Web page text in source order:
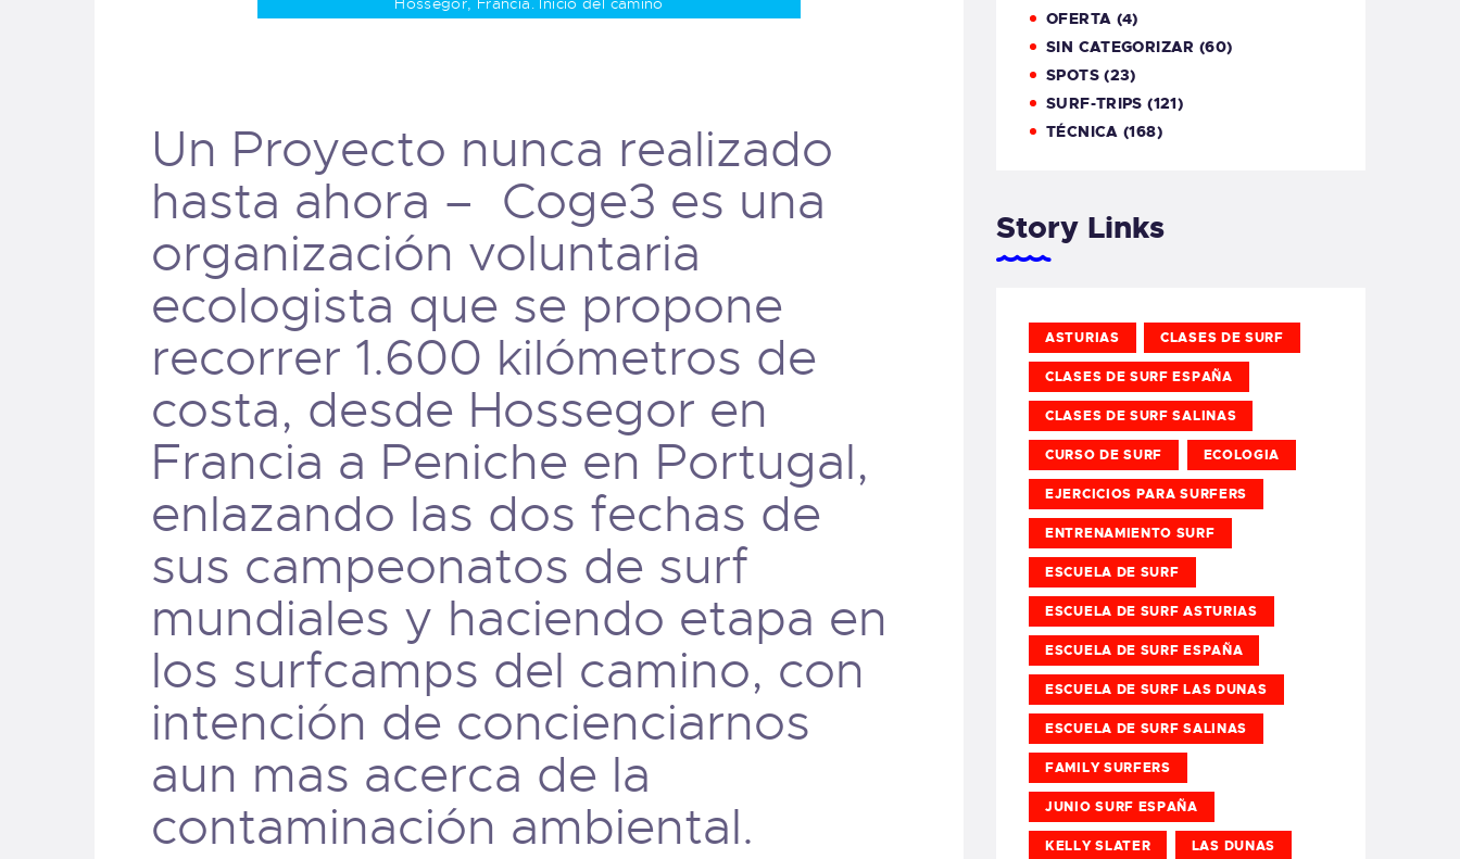
Un Proyecto nunca realizado
hasta ahora – Coge3 es una
organización voluntaria
ecologista que se propone
recorrer 1.600 kilómetros de
costa, desde Hossegor en
Francia a Peniche en Portugal,
enlazando las dos fechas de
sus campeonatos de surf
mundiales y haciendo etapa en
los surfcamps del camino, con
intención de concienciarnos
aun mas acerca de la
contaminación ambiental.
OFERTA (4)
SIN CATEGORIZAR (60)
SPOTS(23)
SURF-TRIPS (121)
TÉCNICA (168)
Story Links
ASTURIAS CLASES DE SURF
CLASES DE SURF ESPAÑA
CLASES DE SURF SALINAS
CURSO DE SURF ECOLOGIA
EJERCICIOS PARA SURFERS
ENTRENAMIENTO SURF
ESCUELA DE SURF
ESCUELA DE SURF ASTURIAS
ESCUELA DE SURF ESPAÑA
ESCUELA DE SURF LAS DUNAS
ESCUELA DE SURF SALINAS
FAMILY SURFERS
JUNIO SURF ESPAÑA
KELLY SLATER LAS DUNAS